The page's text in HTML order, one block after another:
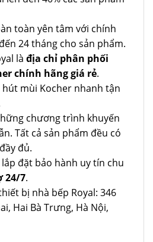
toàn yên tâm với chính
24 tháng cho sản phẩm.
là địa chỉ phân phối
chính hãng giá rẻ.
mùi Kocher nhanh tận
chương trình khuyến
Tất cả sản phẩm đều có
đủ.
đặt bảo hành uy tín chu
24/7.
bị nhà bếp Royal: 346
Hai Bà Trưng, Hà Nội,